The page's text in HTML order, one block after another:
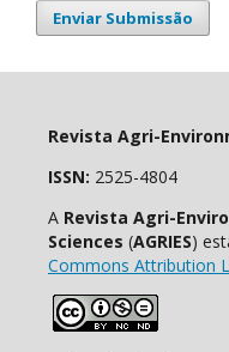
Enviar Submissão
Revista Agri-
ISSN: 2525-4804
A Revista Agri-
Sciences (AGRIES)
Commons Attribution